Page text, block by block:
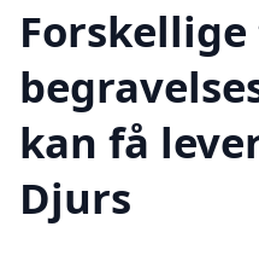
kan få
Djurs